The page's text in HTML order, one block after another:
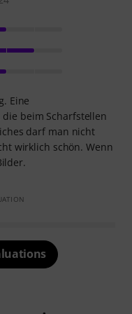
Eine
beim Scharfstellen
darf man nicht
wirklich schön. Wenn